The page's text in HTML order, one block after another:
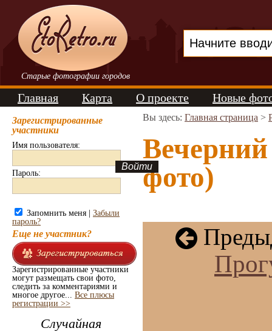
Старые фотографии городов
Главная Карта О проекте Новые
Зарегистрированные
участники
Имя пользователя:
Пароль:
Запомнить меня | Забыли
пароль?
Еще не участник?
Зарегистрированные участники
могут размещать свои фото,
следить за комментариями и
многое другое... Все плюсы
регистрации >>
Случайная
Вы здесь: Главная страница >
фото)